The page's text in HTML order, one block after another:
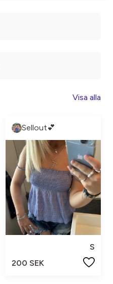
Visa alla
Sellout💕
S
200 SEK